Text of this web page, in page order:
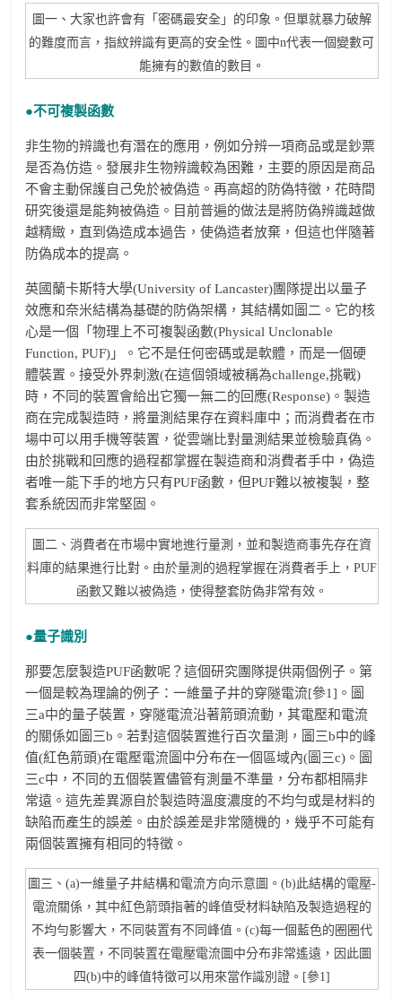
圖一、大家也許會有「密碼最安全」的印象。但單就暴力破解
的難度而言，指紋辨識有更高的安全性。圖中n代表一個變數可
能擁有的數值的數目。
●不可複製函數
非生物的辨識也有潛在的應用，例如分辨一項商品或是鈔票
是否為仿造。發展非生物辨識較為困難，主要的原因是商品
不會主動保護自己免於被偽造。再高超的防偽特徵，花時間
研究後還是能夠被偽造。目前普遍的做法是將防偽辨識越做
越精緻，直到偽造成本過告，使偽造者放棄，但這也伴隨著
防偽成本的提高。
英國蘭卡斯特大學(University of Lancaster)團隊提出以量子
效應和奈米結構為基礎的防偽架構，其結構如圖二。它的核
心是一個「物理上不可複製函數(Physical Unclonable
Function, PUF)」。它不是任何密碼或是軟體，而是一個硬
體裝置。接受外界刺激(在這個領域被稱為challenge,挑戰)
時，不同的裝置會給出它獨一無二的回應(Response)。製造
商在完成製造時，將量測結果存在資料庫中；而消費者在市
場中可以用手機等裝置，從雲端比對量測結果並檢驗真偽。
由於挑戰和回應的過程都掌握在製造商和消費者手中，偽造
者唯一能下手的地方只有PUF函數，但PUF難以被複製，整
套系統因而非常堅固。
圖二、消費者在市場中實地進行量測，並和製造商事先存在資
料庫的結果進行比對。由於量測的過程掌握在消費者手上，PUF
函數又難以被偽造，使得整套防偽非常有效。
●量子識別
那要怎麼製造PUF函數呢？這個研究團隊提供兩個例子。第
一個是較為理論的例子：一維量子井的穿隧電流[參1]。圖
三a中的量子裝置，穿隧電流沿著箭頭流動，其電壓和電流
的關係如圖三b。若對這個裝置進行百次量測，圖三b中的峰
值(紅色箭頭)在電壓電流圖中分布在一個區域內(圖三c)。圖
三c中，不同的五個裝置儘管有測量不準量，分布都相隔非
常遠。這先差異源自於製造時溫度濃度的不均勻或是材料的
缺陷而產生的誤差。由於誤差是非常隨機的，幾乎不可能有
兩個裝置擁有相同的特徵。
圖三、(a)一維量子井結構和電流方向示意圖。(b)此結構的電壓-
電流關係，其中紅色箭頭指著的峰值受材料缺陷及製造過程的
不均勻影響大，不同裝置有不同峰值。(c)每一個藍色的圈圈代
表一個裝置，不同裝置在電壓電流圖中分布非常遙遠，因此圖
四(b)中的峰值特徵可以用來當作識別證。[參1]